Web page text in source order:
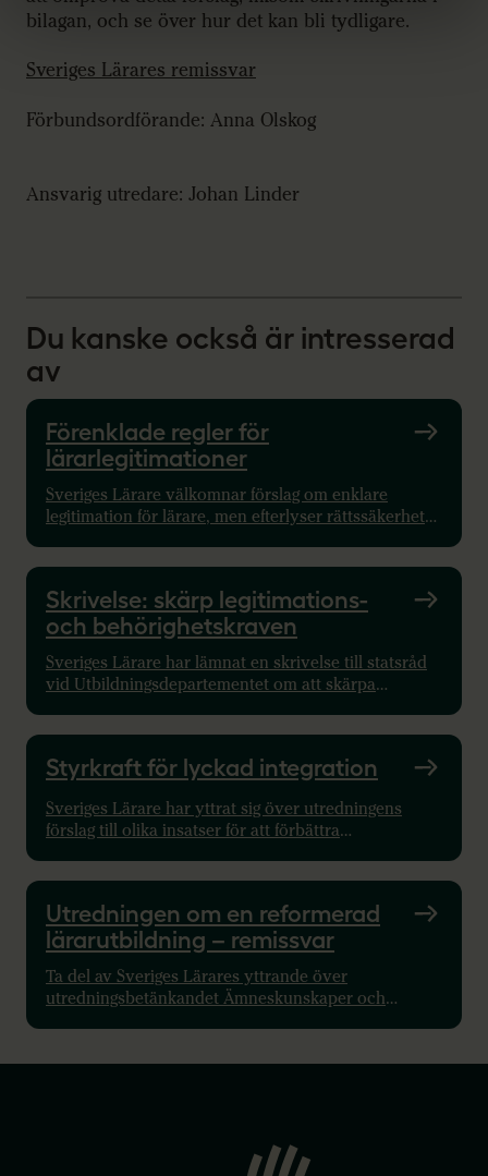
bilagan, och se över hur det kan bli tydligare.
Sveriges Lärares remissvar
Förbundsordförande: Anna Olskog
Ansvarig utredare: Johan Linder
Du kanske också är intresserad
av
Förenklade regler för
lärarlegitimationer
Sveriges Lärare välkomnar förslag om enklare
legitimation för lärare, men efterlyser rättssäkerhet,
Skrivelse: skärp legitimations-
och behörighetskraven
Sveriges Lärare har lämnat en skrivelse till statsråd
vid Utbildningsdepartementet om att skärpa
Styrkraft för lyckad integration
Sveriges Lärare har yttrat sig över utredningens
förslag till olika insatser för att förbättra
Utredningen om en reformerad
lärarutbildning – remissvar
Ta del av Sveriges Lärares yttrande över
utredningsbetänkandet Ämneskunskaper och